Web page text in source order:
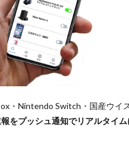
・Nintendo Switch・国産ウイ
をプッシュ通知でリアルタイ